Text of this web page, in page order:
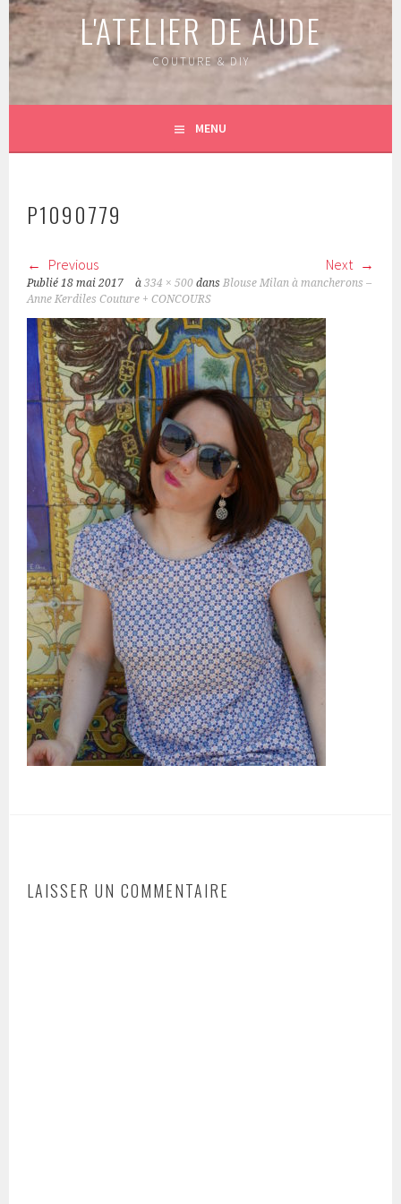
L'ATELIER DE AUDE
COUTURE & DIY
MENU
P1090779
Previous Next
Publié18 mai 2017 à334 × 500 dansBlouse Milan à mancherons –
Anne Kerdiles Couture + CONCOURS
LAISSER UN COMMENTAIRE